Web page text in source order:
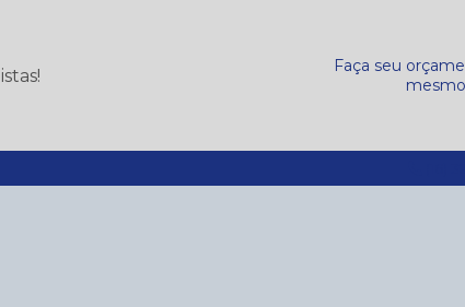
Faça seu
mesmo